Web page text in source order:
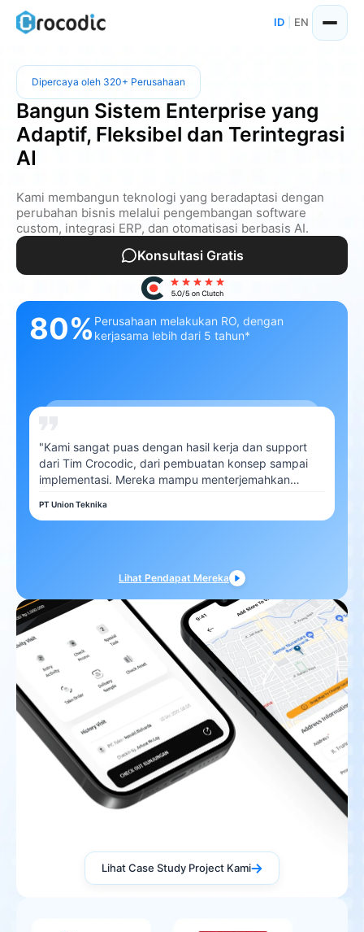
ID EN
Dipercaya oleh 320+ Perusahaan
Bangun Sistem Enterprise yang
Adaptif, Fleksibel dan Terintegrasi
AI
Kami membangun teknologi yang beradaptasi dengan
perubahan bisnis melalui pengembangan software
custom, integrasi ERP, dan otomatisasi berbasis AI.
Konsultasi Gratis
80% Perusahaan melakukan RO, dengan
kerjasama lebih dari 5 tahun*
"Kami sangat puas dengan hasil kerja dan support
dari Tim Crocodic, dari pembuatan konsep sampai
implementasi. Mereka mampu menterjemahkan
PT Union Teknika
Lihat Pendapat Mereka
Lihat Case Study Project Kami